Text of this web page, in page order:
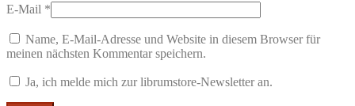
E-Mail *
Name, E-Mail-Adresse und Website in diesem Browser für
meinen nächsten Kommentar speichern.
Ja, ich melde mich zur librumstore-Newsletter an.